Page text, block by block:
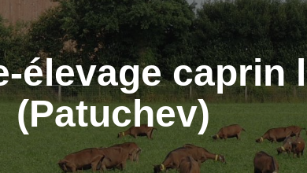
élevage caprin
(Patuchev)